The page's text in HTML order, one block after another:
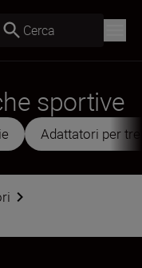
Cerca
sportive
Adattatori per